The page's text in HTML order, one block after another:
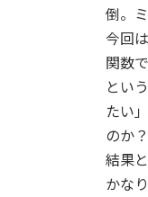
倒。
今回
関数
とい
たい
のか
結果
かな